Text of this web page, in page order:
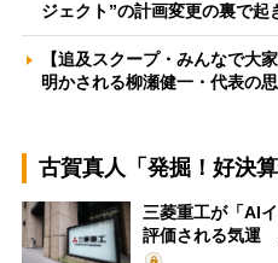
ジェクト”の計画変更の裏で
【追及スクープ・みんなで大
明かされる柳瀬健一・代表の
古賀真人「発掘！好決算
三菱重工が「AI
評価される気運